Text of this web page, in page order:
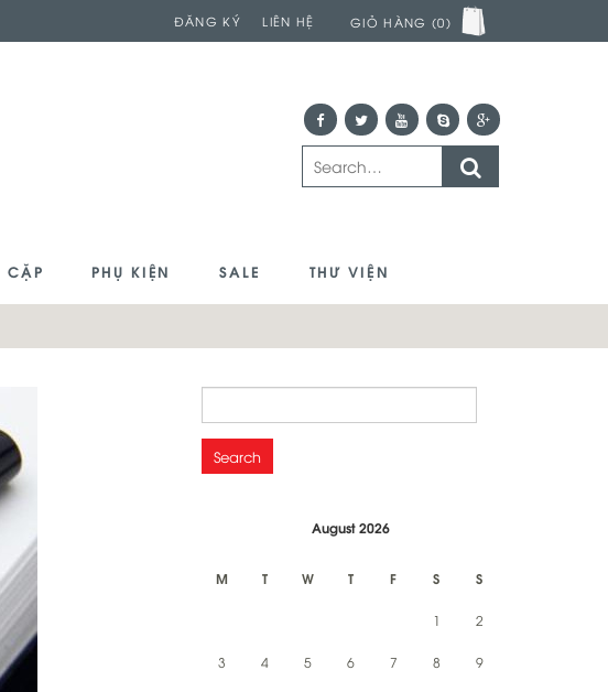
ĐĂNG KÝ LIÊN HỆ GIỎ HÀNG (0)
CẶP PHỤ KIỆN SALE THƯ VIỆN
for:
August 2026
M T W T F S S
1 2
3 4 5 6 7 8 9